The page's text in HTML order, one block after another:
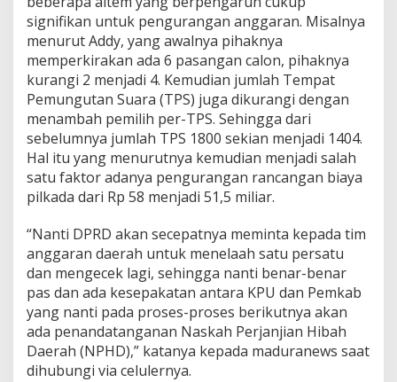
signifikan untuk pengurangan anggaran. Misalnya
menurut Addy, yang awalnya pihaknya
memperkirakan ada 6 pasangan calon, pihaknya
kurangi 2 menjadi 4. Kemudian jumlah Tempat
Pemungutan Suara (TPS) juga dikurangi dengan
menambah pemilih per-TPS. Sehingga dari
sebelumnya jumlah TPS 1800 sekian menjadi 1404.
Hal itu yang menurutnya kemudian menjadi salah
satu faktor adanya pengurangan rancangan biaya
pilkada dari Rp 58 menjadi 51,5 miliar.
“Nanti DPRD akan secepatnya meminta kepada tim
anggaran daerah untuk menelaah satu persatu
dan mengecek lagi, sehingga nanti benar-benar
pas dan ada kesepakatan antara KPU dan Pemkab
yang nanti pada proses-proses berikutnya akan
ada penandatanganan Naskah Perjanjian Hibah
Daerah (NPHD),” katanya kepada maduranews saat
dihubungi via celulernya.